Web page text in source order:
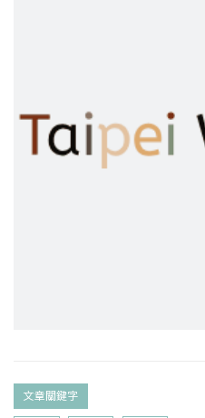
文章關鍵字